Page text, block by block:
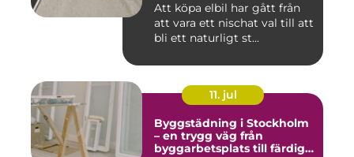
Att köpa elbil har gått från
att vara ett nischat val till att
bli ett naturligt st...
11. jul
Byggstädning i Stockholm
– en trygg väg från
byggarbetsplats till färdig